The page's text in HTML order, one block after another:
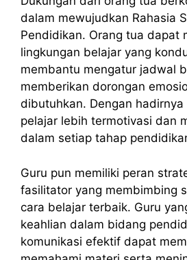
dalam mewujudkan Rahasia
Pendidikan. Orang tua dapat
lingkungan belajar yang
membantu mengatur jadwal
memberikan dorongan
dibutuhkan. Dengan
pelajar lebih termotivasi dan
dalam setiap tahap
Guru pun memiliki peran
fasilitator yang membimbing
cara belajar terbaik. Guru
keahlian dalam bidang
komunikasi efektif dapat